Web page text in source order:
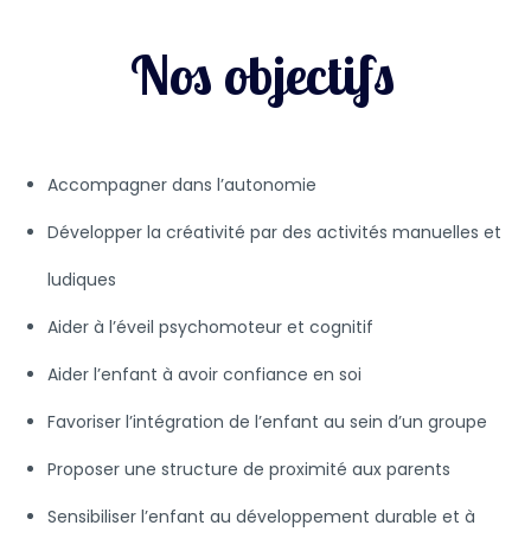
Nos objectifs
Accompagner dans l’autonomie
Développer la créativité par des activités manuelles et
ludiques
Aider à l’éveil psychomoteur et cognitif
Aider l’enfant à avoir confiance en soi
Favoriser l’intégration de l’enfant au sein d’un groupe
Proposer une structure de proximité aux parents
Sensibiliser l’enfant au développement durable et à